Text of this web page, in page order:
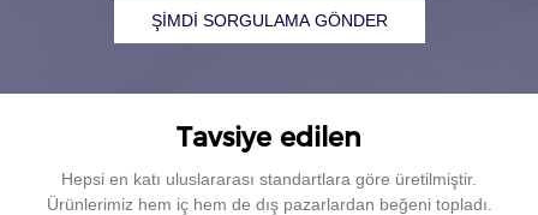
ŞİMDİ SORGULAMA GÖNDER
Tavsiye edilen
Hepsi en katı uluslararası standartlara göre üretilmiştir.
Ürünlerimiz hem iç hem de dış pazarlardan beğeni topladı.